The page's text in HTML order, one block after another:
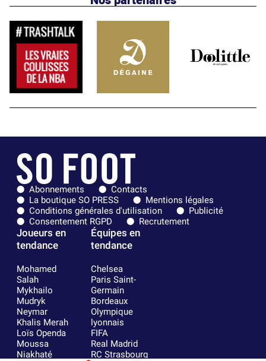
Abonnements
Contacts
La boutique SO PRESS
Mentions légales
Conditions générales d'utilisation
Publicité
Consentement RGPD
Recrutement
Joueurs en
tendance
Mohamed
Salah
Mykhailo
Mudryk
Neymar
Khalis Merah
Loïs Openda
Moussa
Niakhaté
Équipes en
tendance
Chelsea
Paris Saint-
Germain
Bordeaux
Olympique
lyonnais
FIFA
Real Madrid
RC Strasbourg